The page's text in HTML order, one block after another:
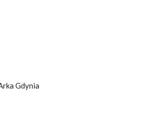
Gdynia